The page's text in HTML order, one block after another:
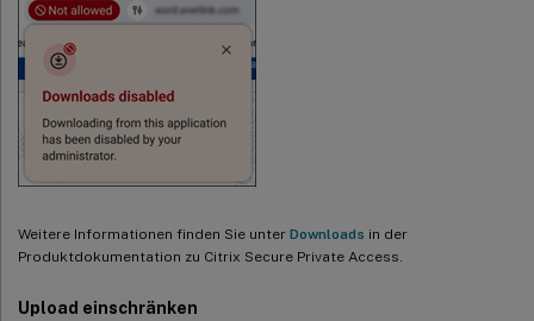
Weitere Informationen finden Sie unter Downloads in der
Produktdokumentation zu Citrix Secure Private Access.
Upload einschränken